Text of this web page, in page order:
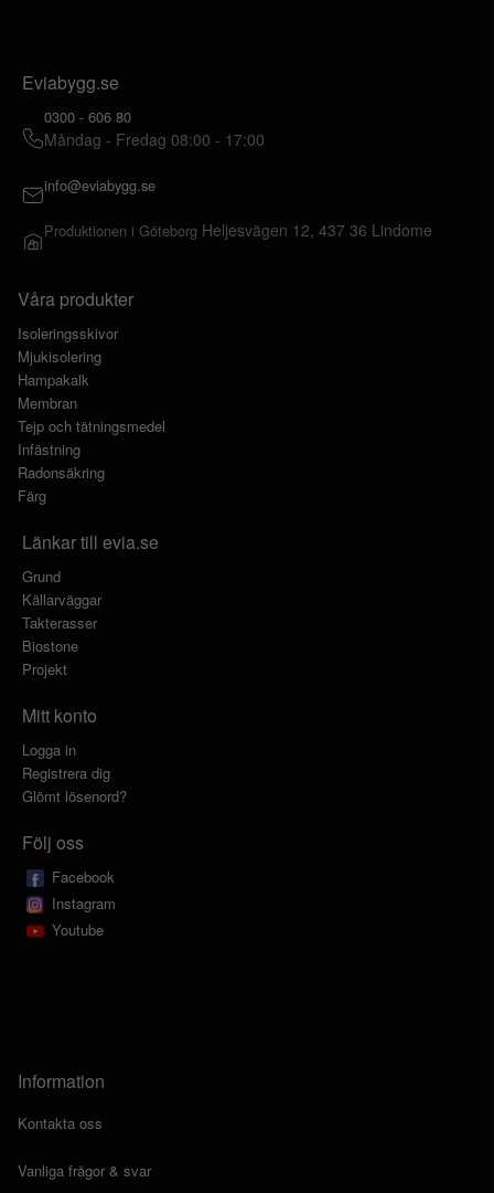
Eviabygg.se
0300 - 606 80
Måndag - Fredag 08:00 - 17:00
info@eviabygg.se
Produktionen i Göteborg Heljesvägen 12, 437 36 Lindome
Våra produkter
Isoleringsskivor
Mjukisolering
Hampakalk
Membran
Tejp och tätningsmedel
Infästning
Radonsäkring
Färg
Länkar till evia.se
Grund
Källarväggar
Takterasser
Biostone
Projekt
Mitt konto
Logga in
Registrera dig
Glömt lösenord?
Följ oss
Facebook
Instagram
Youtube
Information
Kontakta oss
Vanliga frågor & svar